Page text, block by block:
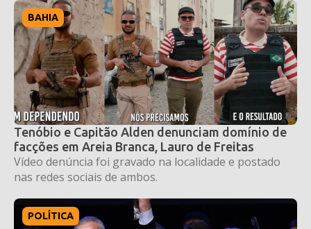
BAHIA
Tenóbio e Capitão Alden denunciam domínio de
facções em Areia Branca, Lauro de Freitas
Vídeo denúncia foi gravado na localidade e postado
nas redes sociais de ambos.
POLÍTICA